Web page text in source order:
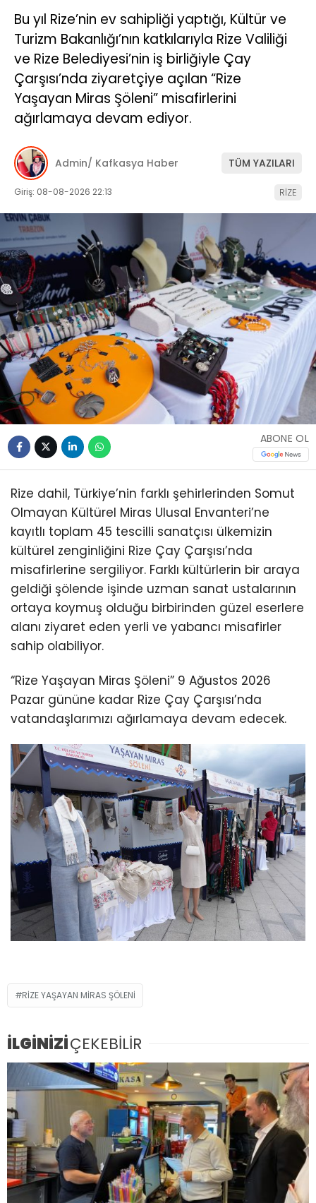
Bu yıl Rize’nin ev sahipliği yaptığı, Kültür ve
Turizm Bakanlığı’nın katkılarıyla Rize Valiliği
ve Rize Belediyesi’nin iş birliğiyle Çay
Çarşısı’nda ziyaretçiye açılan “Rize
Yaşayan Miras Şöleni” misafirlerini
ağırlamaya devam ediyor.
Admin/ Kafkasya Haber TÜM YAZILARI
Giriş: 08-08-2026 22:13 RİZE
ABONE OL
Rize dahil, Türkiye’nin farklı şehirlerinden Somut
Olmayan Kültürel Miras Ulusal Envanteri’ne
kayıtlı toplam 45 tescilli sanatçısı ülkemizin
kültürel zenginliğini Rize Çay Çarşısı’nda
misafirlerine sergiliyor. Farklı kültürlerin bir araya
geldiği şölende işinde uzman sanat ustalarının
ortaya koymuş olduğu birbirinden güzel eserlere
alanı ziyaret eden yerli ve yabancı misafirler
sahip olabiliyor.
“Rize Yaşayan Miras Şöleni” 9 Ağustos 2026
Pazar gününe kadar Rize Çay Çarşısı’nda
vatandaşlarımızı ağırlamaya devam edecek.
RİZE YAŞAYAN MİRAS ŞÖLENİ
İLGİNİZİÇEKEBİLİR